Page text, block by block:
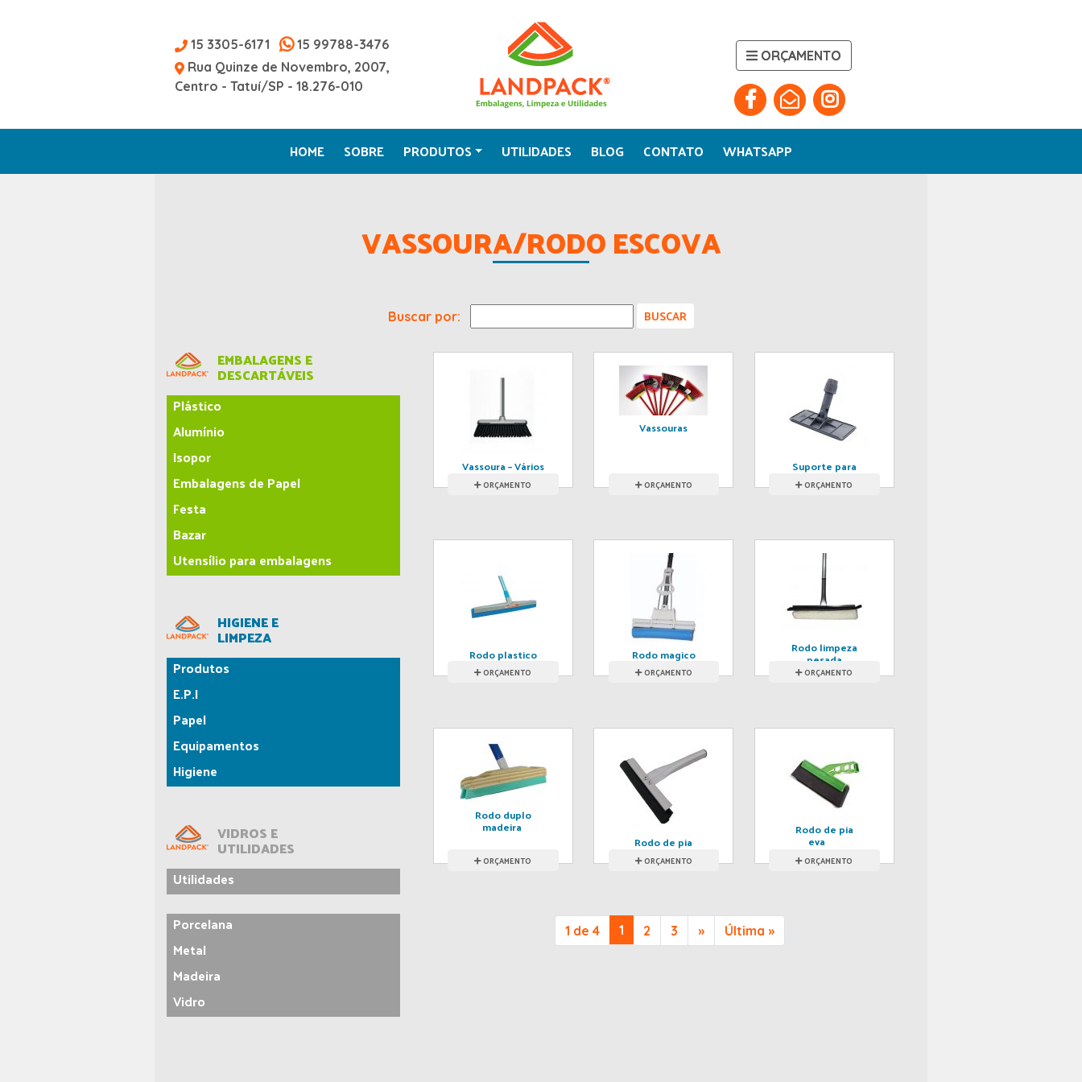
15 3305-6171
15 99788-3476
Rua Quinze de Novembro, 2007,
Centro - Tatuí/SP - 18.276-010
ORÇAMENTO
HOME SOBRE PRODUTOS UTILIDADES BLOG CONTATO WHATSAPP
VASSOURA/RODO ESCOVA
Buscar por:
Vassoura – Vários
modelos
ORÇAMENTO
Vassouras
ORÇAMENTO
Suporte para
fibra abrasiva
ORÇAMENTO
Rodo plastico
duplo
ORÇAMENTO
Rodo magico
ORÇAMENTO
Rodo limpeza
pesada
ORÇAMENTO
Rodo duplo
madeira
ORÇAMENTO
Rodo de pia
alumínio
ORÇAMENTO
Rodo de pia
eva
ORÇAMENTO
1 de 4 1 2 3 » Última »
EMBALAGENS E
DESCARTÁVEIS
Plástico
Alumínio
Isopor
Embalagens de Papel
Festa
Bazar
Utensílio para embalagens
HIGIENE E
LIMPEZA
Produtos
E.P.I
Papel
Equipamentos
Higiene
VIDROS E
UTILIDADES
Utilidades
Porcelana
Metal
Madeira
Vidro